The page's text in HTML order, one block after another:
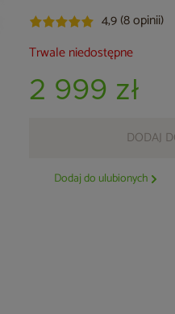
4,9 (8 opinii)
Trwale niedostępne
2 999 zł
DODAJ
Dodaj do ulubionych